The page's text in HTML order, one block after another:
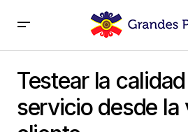
Testear la
servicio desde la